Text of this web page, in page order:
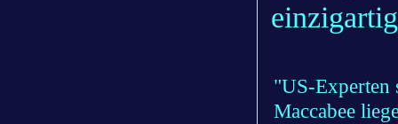
"US-Experten
Maccabee